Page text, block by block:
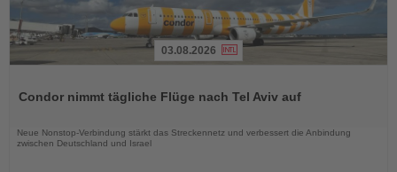
die
03.08.2026
Condor nimmt tägliche Flüge nach Tel Aviv auf
Neue Nonstop-Verbindung stärkt das Streckennetz und verbessert die Anbindung
zwischen Deutschland und Israel